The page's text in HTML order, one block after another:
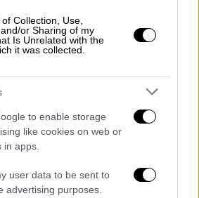
Collection, Use,
or Sharing of my
Is Unrelated with the
it was collected.
to enable storage
like cookies on web or
apps.
user data to be sent to
advertising purposes.
την κυριαρχία, την ενότητα
της Συρίας και
τήρησης των
την πλευρά τής
διοίκησης για μία
διακυβέρνηση, χωρίς
από την οποία δεν
καμία εθνοτική και
σημείωσε η